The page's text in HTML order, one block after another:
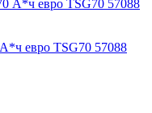
евро TSG70 57088